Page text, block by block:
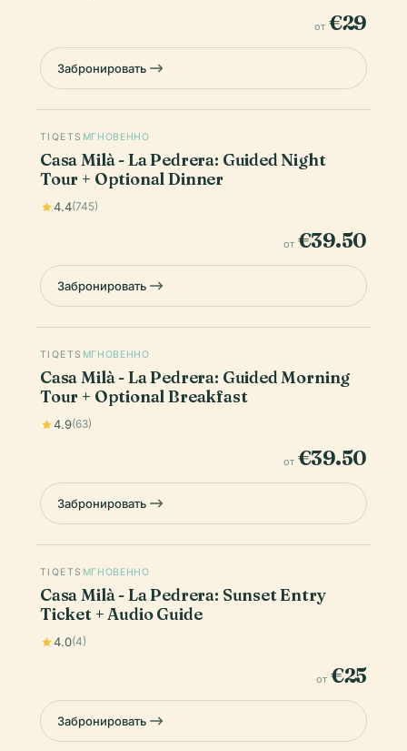
от €29
Забронировать
TIQETS МГНОВЕННО
Casa Milà - La Pedrera: Guided Night
Tour + Optional Dinner
4.4(745)
от €39.50
Забронировать
TIQETS МГНОВЕННО
Casa Milà - La Pedrera: Guided Morning
Tour + Optional Breakfast
4.9(63)
от €39.50
Забронировать
TIQETS МГНОВЕННО
Casa Milà - La Pedrera: Sunset Entry
Ticket + Audio Guide
4.0(4)
от €25
Забронировать